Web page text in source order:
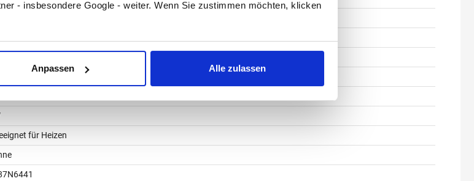
- insbesondere Google - weiter. Wenn Sie zustimmen möchten, klicken
Anpassen Alle zulassen
für Heizen